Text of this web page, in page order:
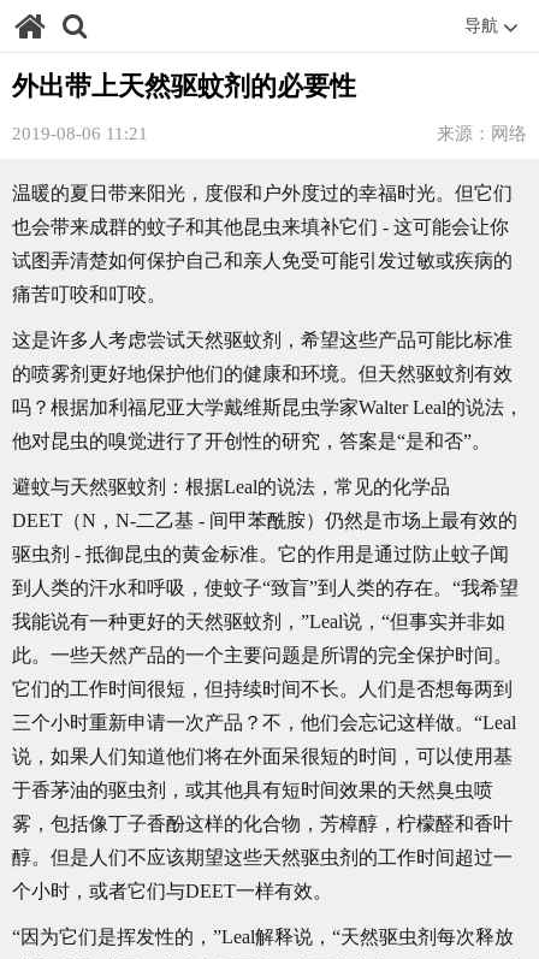
导航
外出带上天然驱蚊剂的必要性
2019-08-06 11:21 来源：网络
温暖的夏日带来阳光，度假和户外度过的幸福时光。但它们
也会带来成群的蚊子和其他昆虫来填补它们 - 这可能会让你
试图弄清楚如何保护自己和亲人免受可能引发过敏或疾病的
痛苦叮咬和叮咬。
这是许多人考虑尝试天然驱蚊剂，希望这些产品可能比标准
的喷雾剂更好地保护他们的健康和环境。但天然驱蚊剂有效
吗？根据加利福尼亚大学戴维斯昆虫学家Walter Leal的说法，
他对昆虫的嗅觉进行了开创性的研究，答案是“是和否”。
避蚊与天然驱蚊剂：根据Leal的说法，常见的化学品
DEET（N，N-二乙基 - 间甲苯酰胺）仍然是市场上最有效的
驱虫剂 - 抵御昆虫的黄金标准。它的作用是通过防止蚊子闻
到人类的汗水和呼吸，使蚊子“致盲”到人类的存在。“我希望
我能说有一种更好的天然驱蚊剂，”Leal说，“但事实并非如
此。一些天然产品的一个主要问题是所谓的完全保护时间。
它们的工作时间很短，但持续时间不长。人们是否想每两到
三个小时重新申请一次产品？不，他们会忘记这样做。“Leal
说，如果人们知道他们将在外面呆很短的时间，可以使用基
于香茅油的驱虫剂，或其他具有短时间效果的天然臭虫喷
雾，包括像丁子香酚这样的化合物，芳樟醇，柠檬醛和香叶
醇。但是人们不应该期望这些天然驱虫剂的工作时间超过一
个小时，或者它们与DEET一样有效。
“因为它们是挥发性的，”Leal解释说，“天然驱虫剂每次释放